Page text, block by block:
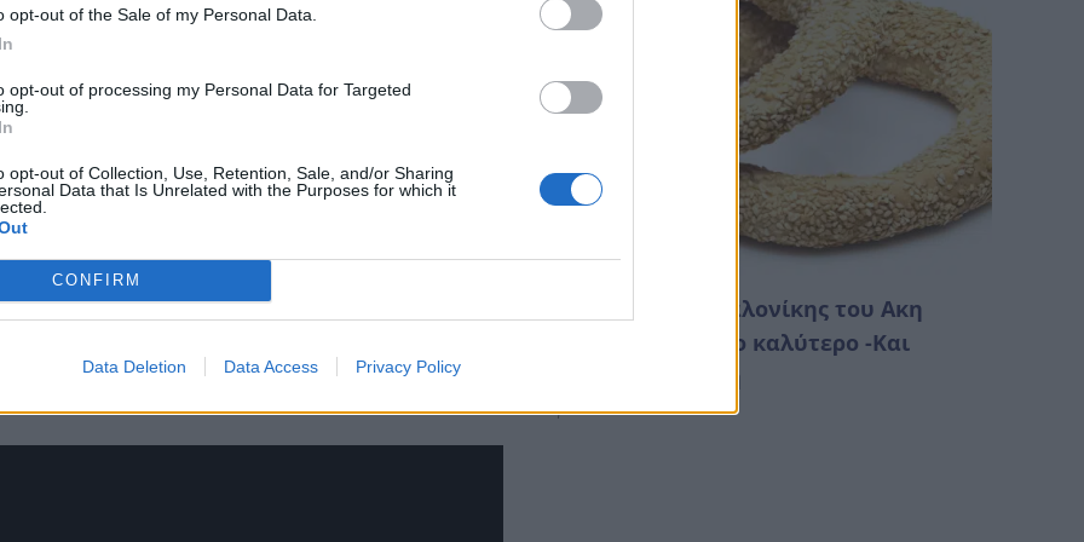
opt-out of the Sale of my Personal Data.
opt-out of processing my Personal Data for Targeted
opt-out of Collection, Use, Retention, Sale, and/or Sharing
Data that Is Unrelated with the Purposes for which it
CONFIRM
Data Deletion Data Access Privacy Policy
της εκπομπής γνωστοποιήσε το εν λόγω
τις γιορτές, τονίζοντας χαρακτηριστικά:
Alca…Τρεις! Περαστικά στον Κωνσταντίνο
σύγχρονο και πολύ εντυπωσιακό με την
θα δούμε βέβαια… Θα δούμε… Υγεία να
Το κουλούρι Θεσσαλονίκης του Ακη
Πετρετζίκη είναι το καλύτερο -Και
έχουμε τη συνταγή
7 Αυγούστου 2026 00:28